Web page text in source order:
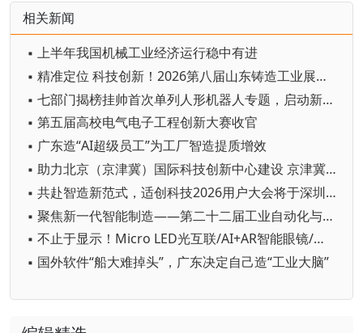
相关新闻
▪ 上半年我国机械工业经济运行稳中有进
▪ 精准定位 科技创新！2026第八届山东铸造工业展览会在青岛开幕
▪ 七部门揭榜挂帅首次单列人形机器人专题，启动新一轮国家级技术攻坚
▪ 第五届高校电气电子工程创新大赛收官
▪ 广东造“AI超级员工”为工厂智造提质增效
▪ 助力北京（京津冀）国际科技创新中心建设 京津冀成立机器人产业链联盟
▪ 共赴智造新范式，适创科技2026用户大会将于深圳启幕
▪ 聚焦新一代智能制造——第二十二届工业自动化与标准化研讨会在京举办
▪ 不止于显示！Micro LED光互联/AI+AR智能眼镜/玻璃基板TGV等全新赛道集中亮相，创新动能尽在2026深圳国际全触与显示展
▪ 国外软件“船大难掉头”，广东决定自己造“工业大脑”